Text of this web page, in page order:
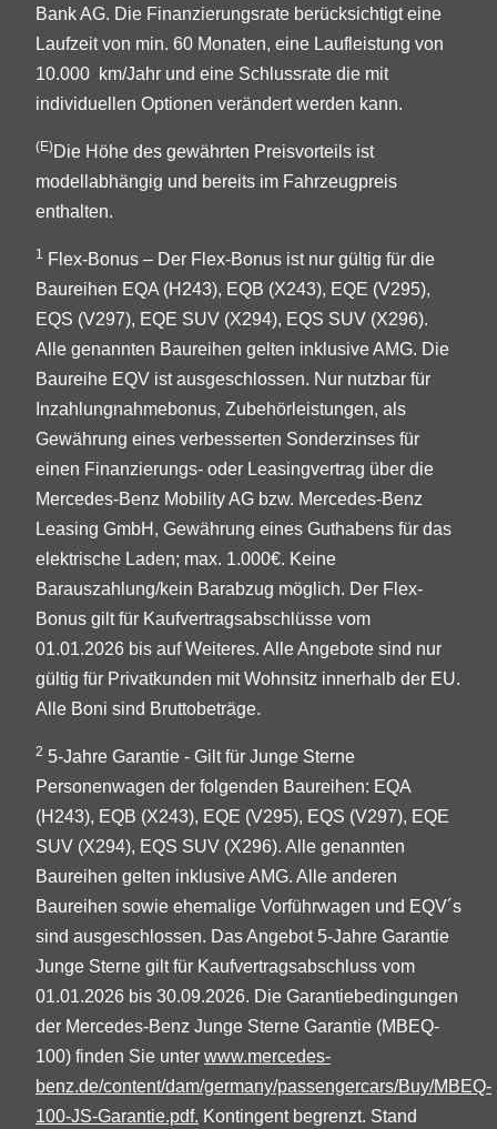
Bank AG. Die Finanzierungsrate berücksichtigt eine
Laufzeit von min. 60 Monaten, eine Laufleistung von
10.000 km/Jahr und eine Schlussrate die mit
individuellen Optionen verändert werden kann.
(E)Die Höhe des gewährten Preisvorteils ist
modellabhängig und bereits im Fahrzeugpreis
enthalten.
1
Flex-Bonus – Der Flex-Bonus ist nur gültig für die
Baureihen EQA (H243), EQB (X243), EQE (V295),
EQS (V297), EQE SUV (X294), EQS SUV (X296).
Alle genannten Baureihen gelten inklusive AMG. Die
Baureihe EQV ist ausgeschlossen. Nur nutzbar für
Inzahlungnahmebonus, Zubehörleistungen, als
Gewährung eines verbesserten Sonderzinses für
einen Finanzierungs- oder Leasingvertrag über die
Mercedes-Benz Mobility AG bzw. Mercedes-Benz
Leasing GmbH, Gewährung eines Guthabens für das
elektrische Laden; max. 1.000€. Keine
Barauszahlung/kein Barabzug möglich. Der Flex-
Bonus gilt für Kaufvertragsabschlüsse vom
01.01.2026 bis auf Weiteres. Alle Angebote sind nur
gültig für Privatkunden mit Wohnsitz innerhalb der EU.
Alle Boni sind Bruttobeträge.
2 5-Jahre Garantie - Gilt für Junge Sterne
Personenwagen der folgenden Baureihen: EQA
(H243), EQB (X243), EQE (V295), EQS (V297), EQE
SUV (X294), EQS SUV (X296). Alle genannten
Baureihen gelten inklusive AMG. Alle anderen
Baureihen sowie ehemalige Vorführwagen und EQV´s
sind ausgeschlossen. Das Angebot 5-Jahre Garantie
Junge Sterne gilt für Kaufvertragsabschluss vom
01.01.2026 bis 30.09.2026. Die Garantiebedingungen
der Mercedes-Benz Junge Sterne Garantie (MBEQ-
100) finden Sie unter www.mercedes-
benz.de/content/dam/germany/passengercars/Buy/MBEQ-
100-JS-Garantie.pdf. Kontingent begrenzt. Stand